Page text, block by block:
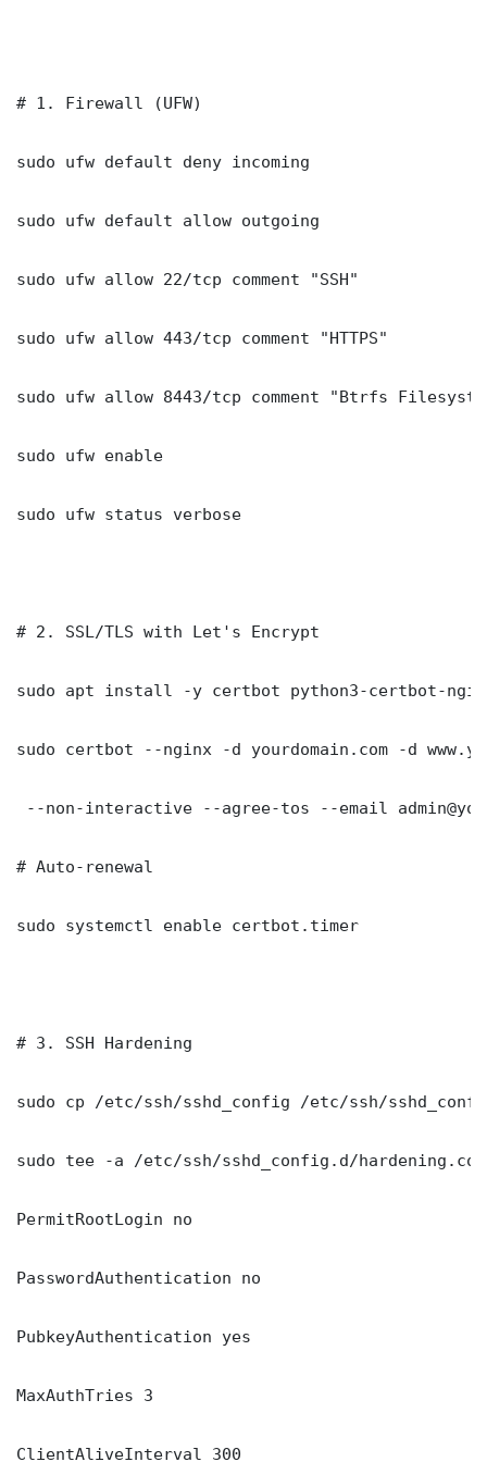
# 1. Firewall (UFW)
sudo ufw default deny incoming
sudo ufw default allow outgoing
sudo ufw allow 22/tcp comment "SSH"
sudo ufw allow 443/tcp comment "HTTPS"
sudo ufw allow 8443/tcp comment "Btrfs
sudo ufw enable
sudo ufw status verbose
# 2. SSL/TLS with Let's Encrypt
sudo apt install -y certbot python3-certbot-
sudo certbot --nginx -d yourdomain.com -d
--non-interactive --agree-tos --email
# Auto-renewal
sudo systemctl enable certbot.timer
# 3. SSH Hardening
sudo cp /etc/ssh/sshd_config /etc/ssh/
sudo tee -a /etc/ssh/sshd_config.d/
PermitRootLogin no
PasswordAuthentication no
PubkeyAuthentication yes
MaxAuthTries 3
ClientAliveInterval 300